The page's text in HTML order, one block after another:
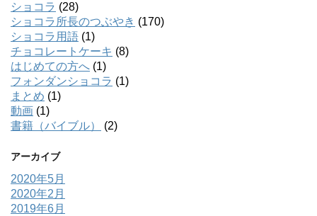
ショコラ (28)
ショコラ所長のつぶやき (170)
ショコラ用語 (1)
チョコレートケーキ (8)
はじめての方へ (1)
フォンダンショコラ (1)
まとめ (1)
動画 (1)
書籍（バイブル）
(2)
アーカイブ
2020年5月
2020年2月
2019年6月